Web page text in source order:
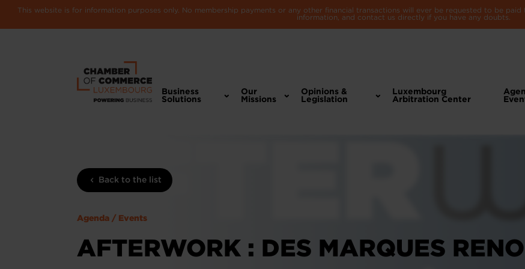
This website is for information purposes only. No membership payments or any other financial transactions will ever be requested to be
information, and contact us directly if you have any doubts.
Business
Solutions
Our
Missions
Opinions &
Legislation
Luxembourg
Arbitration Center
Back to the list
Agenda / Events
AFTERWORK : DES MARQUES